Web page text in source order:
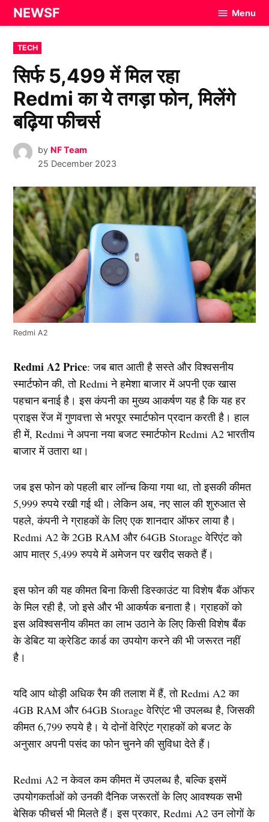
Skip
to
content
NEWSF Menu
POSTED
IN
TECH
सिर्फ 5,499 में मिल रहा
Redmi का ये तगड़ा फोन, मिलेंगे
बढ़िया फीचर्स
by NF Team
25 December 2023
Redmi A2
Redmi A2 Price: जब बात आती है सस्ते और विश्वसनीय
स्मार्टफोन की, तो Redmi ने हमेशा बाजार में अपनी एक खास
पहचान बनाई है। इस कंपनी का मुख्य आकर्षण यह है कि यह हर
प्राइस रेंज में गुणवत्ता से भरपूर स्मार्टफोन प्रदान करती है। हाल
ही में, Redmi ने अपना नया बजट स्मार्टफोन Redmi A2 भारतीय
बाजार में उतारा था।
जब इस फोन को पहली बार लॉन्च किया गया था, तो इसकी कीमत
5,999 रुपये रखी गई थी। लेकिन अब, नए साल की शुरुआत से
पहले, कंपनी ने ग्राहकों के लिए एक शानदार ऑफर लाया है।
Redmi A2 के 2GB RAM और 64GB Storage वेरिएंट को
आप मात्र 5,499 रुपये में अमेजन पर खरीद सकते हैं।
इस फोन की यह कीमत बिना किसी डिस्काउंट या विशेष बैंक ऑफर
के मिल रही है, जो इसे और भी आकर्षक बनाता है। ग्राहकों को
इस अविश्वसनीय कीमत का लाभ उठाने के लिए किसी विशेष बैंक
के डेबिट या क्रेडिट कार्ड का उपयोग करने की भी जरूरत नहीं
है।
यदि आप थोड़ी अधिक रैम की तलाश में हैं, तो Redmi A2 का
4GB RAM और 64GB Storage वेरिएंट भी उपलब्ध है, जिसकी
कीमत 6,799 रुपये है। ये दोनों वेरिएंट ग्राहकों को बजट के
अनुसार अपनी पसंद का फोन चुनने की सुविधा देते हैं।
Redmi A2 न केवल कम कीमत में उपलब्ध है, बल्कि इसमें
उपयोगकर्ताओं को उनकी दैनिक जरूरतों के लिए आवश्यक सभी
बेसिक फीचर्स भी मिलते हैं। इस प्रकार, Redmi A2 उन लोगों के